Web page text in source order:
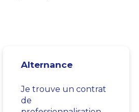
Alternance
Je trouve un contrat
de